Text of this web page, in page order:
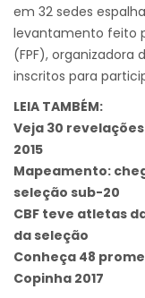
em 32 sedes
levantamento feito
(FPF),
inscritos para
LEIA TAMBÉM:
Veja 30
2015
Mapeamento:
seleção sub-20
CBF teve atletas
da seleção
Conheça 48
Copinha 2017